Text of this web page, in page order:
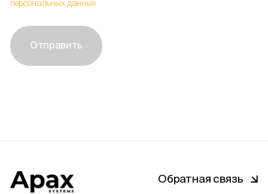
персональных данных
Отправить
Обратная связь